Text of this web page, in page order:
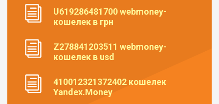
U619286481700 webmoney-
кошелек в грн
Z278841203511 webmoney-
кошелек в usd
410012321372402 кошелек
Yandex.Money